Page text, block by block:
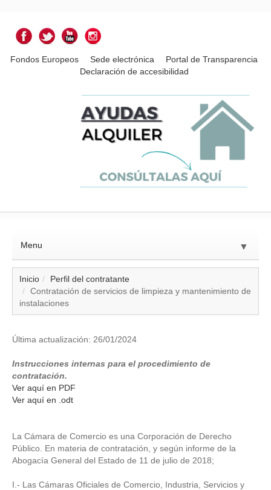
Fondos Europeos Sede electrónica
Portal de Transparencia
Declaración de accesibilidad
Menu ▼
▼
Inicio
Perfil del contratante
Contratación de servicios de limpieza y mantenimiento de
instalaciones
Última actualización: 26/01/2024
Instrucciones internas para el procedimiento de
contratación.
Ver aquí en PDF
Ver aquí en .odt
La Cámara de Comercio es una Corporación de Derecho
Público. En materia de contratación, y según informe de la
Abogacía General del Estado de 11 de julio de 2018;
I.- Las Cámaras Oficiales de Comercio, Industria, Servicios y